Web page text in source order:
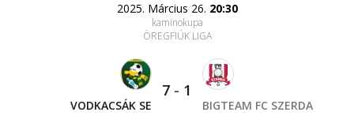
2025. Március 26. 20:30
kaminokupa
ÖREGFIÚK LIGA
VODKACSÁK SE
7 - 1
BIGTEAM FC SZERDA